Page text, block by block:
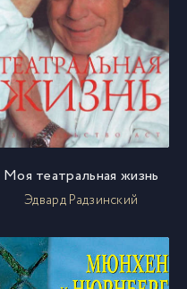
Моя театральная жизнь
Эдвард Радзинский